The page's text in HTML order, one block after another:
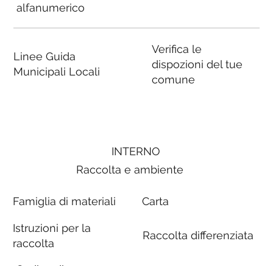
alfanumerico
Linee Guida
Municipali Locali
Verifica le
dispozioni del tue
comune
INTERNO
Raccolta e ambiente
Famiglia di materiali
Istruzioni per la
raccolta
Carta
Raccolta differenziata